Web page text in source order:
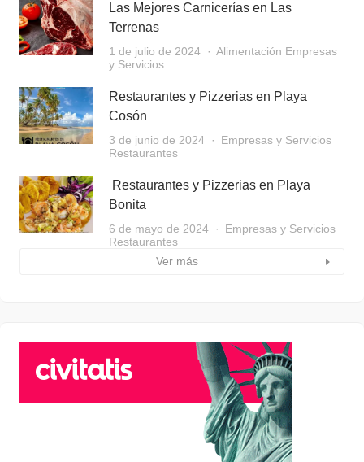
Las Mejores Carnicerías en Las
Terrenas
1 de julio de 2024 Alimentación Empresas
y Servicios
Restaurantes y Pizzerias en Playa
Cosón
3 de junio de 2024
Empresas y Servicios
Restaurantes
Restaurantes y Pizzerias en Playa
Bonita
6 de mayo de 2024
Empresas y Servicios
Restaurantes
Ver más